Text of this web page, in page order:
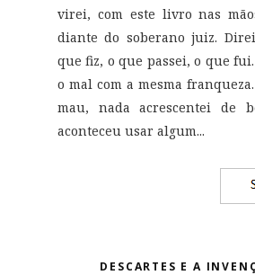
virei, com este livro nas
diante do soberano juiz.
que fiz, o que passei, o que
o mal com a mesma
mau, nada acrescentei de
aconteceu usar algum...
DESCARTES E A